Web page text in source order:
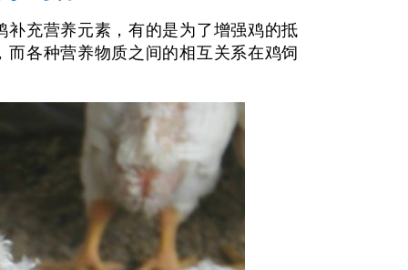
充营养元素，有的是为了增强鸡的抵
各种营养物质之间的相互关系在鸡饲